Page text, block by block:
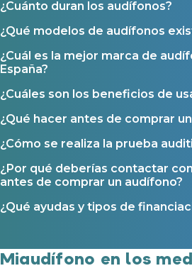
¿Cuánto duran los audífonos?
¿Qué modelos de audífonos
¿Cuál es la mejor marca de
España?
¿Cuáles son los beneficios de
¿Qué hacer antes de comprar
¿Cómo se realiza la prueba
¿Por qué deberías contactar
antes de comprar un audífono?
¿Qué ayudas y tipos de
Miaudífono en los
Contacto